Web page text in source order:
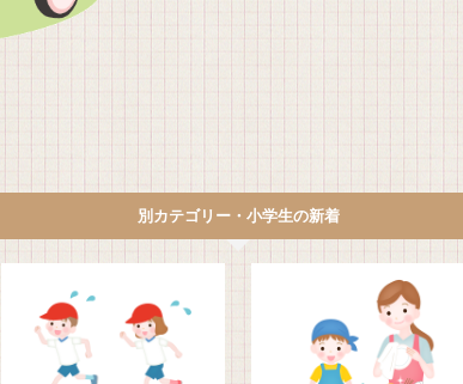
別カテゴリー・小学生の新着